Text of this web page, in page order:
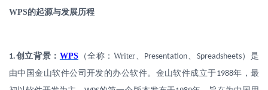
WPS的起源与发展历程
1.创立背景： WPS（全称：Writer Presentation Spreadsheets）是
由中国金山软件公司开发的办公软件。金山软件成立于1988年，最